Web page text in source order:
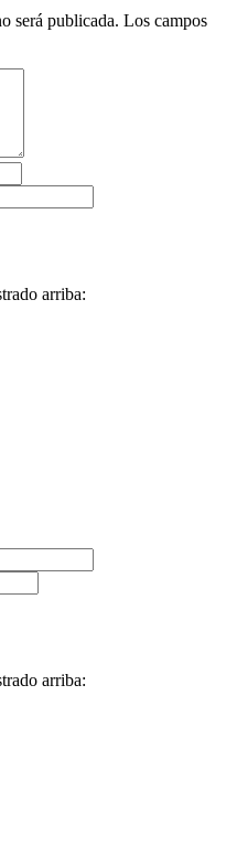
será publicada. Los campos
arriba:
arriba: